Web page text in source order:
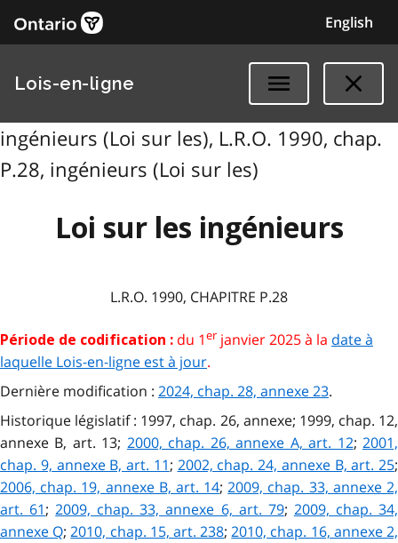
English
Lois-en-ligne
ingénieurs (Loi sur les), L.R.O. 1990, chap.
P.28, ingénieurs (Loi sur les)
Loi sur les ingénieurs
L.R.O. 1990, CHAPITRE P.28
Période de codification : du 1er janvier 2025 à la date à
laquelle Lois-en-ligne est à jour.
Dernière modification : 2024, chap. 28, annexe 23.
Historique législatif : 1997, chap. 26, annexe; 1999, chap. 12,
annexe B, art. 13; 2000, chap. 26, annexe A, art. 12;2001,
chap. 9, annexe B, art. 11; 2002, chap. 24, annexe B, art. 25;
2006, chap. 19, annexe B, art. 14;2009, chap. 33, annexe 2,
art. 61;2009, chap. 33, annexe 6, art. 79; 2009, chap. 34,
annexe Q;2010, chap. 15, art. 238;2010, chap. 16, annexe 2,